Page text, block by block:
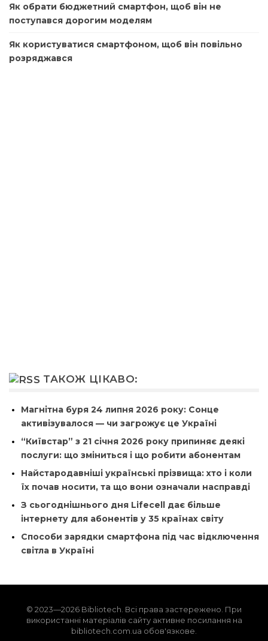
Як обрати бюджетний смартфон, щоб він не
поступався дорогим моделям
Як користуватися смартфоном, щоб він повільно
розряджався
ТАКОЖ ЦІКАВО:
Магнітна буря 24 липня 2026 року: Сонце
активізувалося — чи загрожує це Україні
“Київстар” з 21 січня 2026 року припиняє деякі
послуги: що зміниться і що робити абонентам
Найстародавніші українські прізвища: хто і коли
їх почав носити, та що вони означали насправді
З сьогоднішнього дня Lifecell дає більше
інтернету для абонентів у 35 країнах світу
Способи зарядки смартфона під час відключення
світла в Україні
© 2023—2026 Bibliotech. Всі права застережено. При
використанні матеріалів сайту активне посилання на
bibliotech.com.ua обов'язкове.